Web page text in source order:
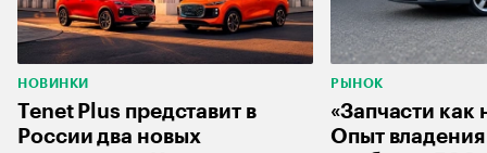
НОВИНКИ
Tenet Plus представит в
России два новых
РЫНОК
«Запчасти как
Опыт владения